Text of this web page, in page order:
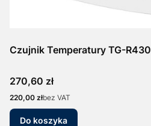
Czujnik Temperatury TG-R430
Cena
270,60 zł
Cena
220,00 złbez VAT
Do koszyka